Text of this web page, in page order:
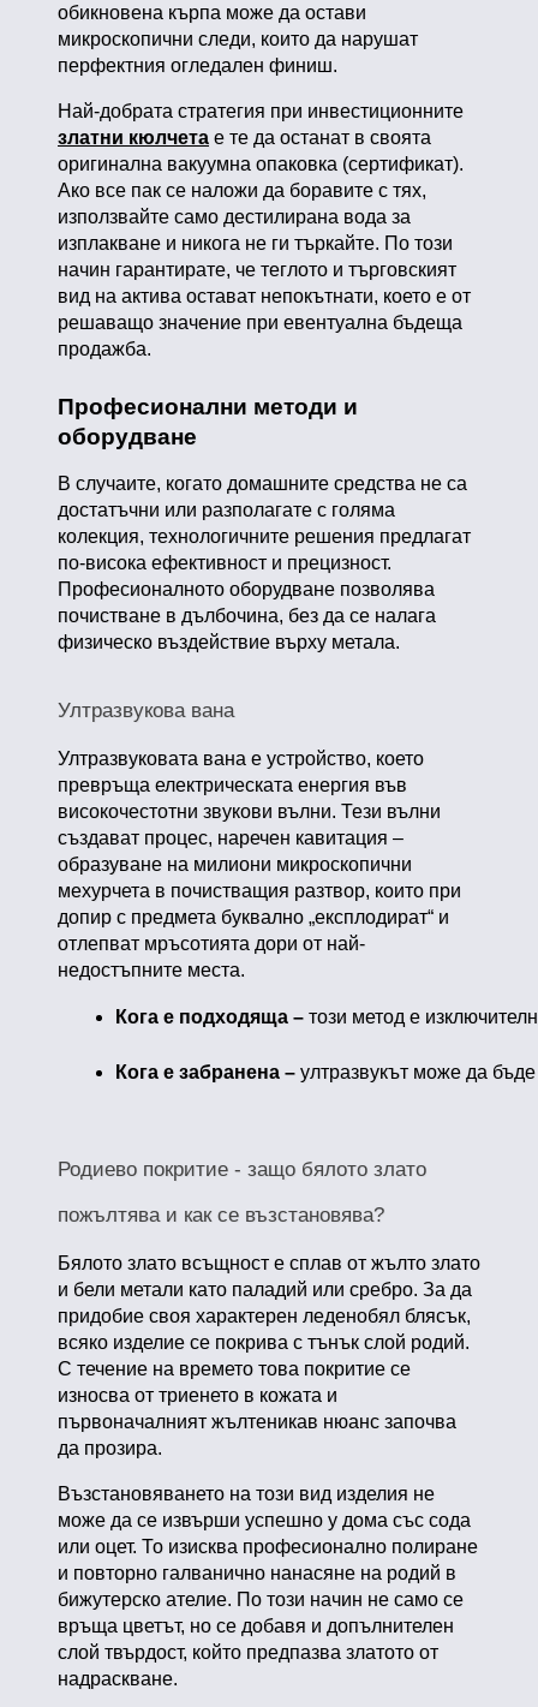
обикновена кърпа може да остави
микроскопични следи, които да нарушат
перфектния огледален финиш.
Най-добрата стратегия при инвестиционните
златни кюлчета е те да останат в своята
оригинална вакуумна опаковка (сертификат).
Ако все пак се наложи да боравите с тях,
използвайте само дестилирана вода за
изплакване и никога не ги търкайте. По този
начин гарантирате, че теглото и търговският
вид на актива остават непокътнати, което е от
решаващо значение при евентуална бъдеща
продажба.
Професионални методи и
оборудване
В случаите, когато домашните средства не са
достатъчни или разполагате с голяма
колекция, технологичните решения предлагат
по-висока ефективност и прецизност.
Професионалното оборудване позволява
почистване в дълбочина, без да се налага
физическо въздействие върху метала.
Ултразвукова вана
Ултразвуковата вана е устройство, което
превръща електрическата енергия във
високочестотни звукови вълни. Тези вълни
създават процес, наречен кавитация –
образуване на милиони микроскопични
мехурчета в почистващия разтвор, които при
допир с предмета буквално „експлодират“ и
отлепват мръсотията дори от най-
недостъпните места.
Кога е подходяща – този метод е
Кога е забранена – ултразвукът може да
Родиево покритие - защо бялото злато
пожълтява и как се възстановява?
Бялото злато всъщност е сплав от жълто злато
и бели метали като паладий или сребро. За да
придобие своя характерен леденобял блясък,
всяко изделие се покрива с тънък слой родий.
С течение на времето това покритие се
износва от триенето в кожата и
първоначалният жълтеникав нюанс започва
да прозира.
Възстановяването на този вид изделия не
може да се извърши успешно у дома със сода
или оцет. То изисква професионално полиране
и повторно галванично нанасяне на родий в
бижутерско ателие. По този начин не само се
връща цветът, но се добавя и допълнителен
слой твърдост, който предпазва златото от
надраскване.